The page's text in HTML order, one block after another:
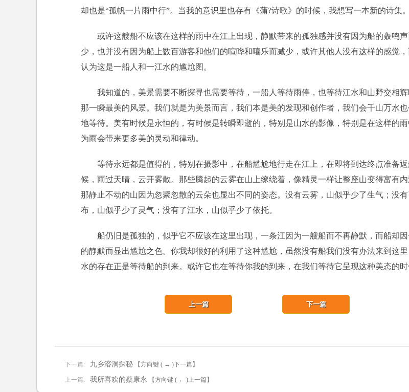
却也是“孤帆一片雨中行”。当我的意识里也存有《蒲?诗歌》的时候，我想写一本新的诗集。
或许这艘船不应该在这样的雨中在江上出现，静默带来的孤独感并没有因为船的轰鸣
少，也并没有因为船上数百游客和他们的喧哗和嘻乐而减少，或许其他人没有这样的感觉
认为这是一船人和一江水的尴尬图。
我知道的，美景需要不断探寻也需要等待，一船人等待雨停，也等待江水和山野交相
那一瞬最美的风景。我们就是为美景而言，我们本是美的发现和创作者，我们会千山万水也
地等待。美有时候是永恒的，有时候是转瞬即逝的，特别是山水的影像，特别是在这样的雨
为雨会带来更多美的灵动和律动。
等待永远都是值得的，特别在摄影中，在船尴尬地行走在江上，在即将到达终点准备
候，雨过天晴，云开雾散。那些腾起的云雾在山上缭绕着，像精灵一样让整座山变得富有
那静止不动的山因为忽聚忽散的云朵也显出不同的姿态。没有云雾，山似乎少了生气；没
布，山似乎少了灵气；没有了江水，山似乎少了依托。
船仍旧是孤独的，似乎它不应该在这里出现，一条江因为一艘船而不再静默，而船却
的静默而显出尴尬之色。你我却很好的利用了这种尴尬，虽然没有船我们没有办法来到这
水的存在正是等待船的到来。或许它也在等待你我的到来，在我们等待它呈现这种美态的时
下一篇: 九乡溶洞探秘
下一篇
【方向键 ( → )下一篇】
上一篇: 我所喜欢的蔡康永
上一篇
【方向键 ( ← )上一篇】